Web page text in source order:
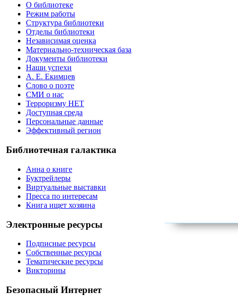
О библиотеке
Режим работы
Структура библиотеки
Отделы библиотеки
Независимая оценка
Материально-техническая база
Документы библиотеки
Наши успехи
А. Е. Екимцев
Слово о поэте
СМИ о нас
Терроризму НЕТ
Доступная среда
Персональные данные
Эффективный регион
Библиотечная галактика
Анна о книге
Буктрейлеры
Виртуальные выставки
Пресса по интересам
Книга ищет хозяина
Электронные ресурсы
Подписные ресурсы
Собственные ресурсы
Тематические ресурсы
Викторины
Безопасный Интернет